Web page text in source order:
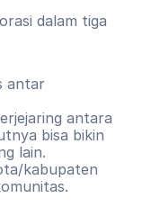
dalam tiga
antar
antara
bisa bikin
lain.
kabupaten